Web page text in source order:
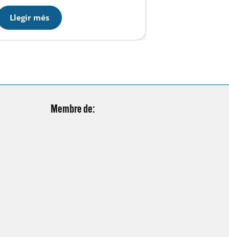
Tecnonat que té en marxa la
Uns programes
a la natació de base…
Llegir més
Membre de: